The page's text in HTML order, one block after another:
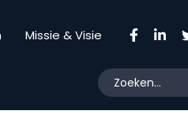
Missie & Visie